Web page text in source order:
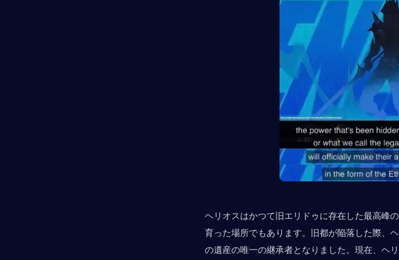
ヘリオスはかつて旧エリドゥに存在した最高峰
育った場所でもあります。旧都が陥落した際、
の遺産の唯一の継承者となりました。現在、ヘ